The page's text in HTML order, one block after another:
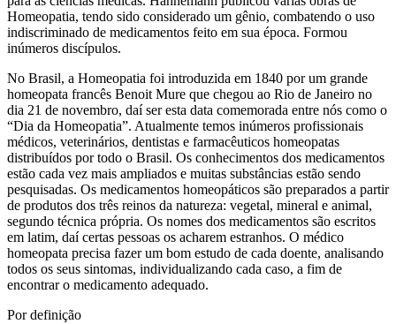
Homeopatia, tendo sido considerado um gênio, combatendo o uso
indiscriminado de medicamentos feito em sua época. Formou
inúmeros discípulos.
No Brasil, a Homeopatia foi introduzida em 1840 por um grande
homeopata francês Benoit Mure que chegou ao Rio de Janeiro no
dia 21 de novembro, daí ser esta data comemorada entre nós como o
“Dia da Homeopatia”. Atualmente temos inúmeros profissionais
médicos, veterinários, dentistas e farmacêuticos homeopatas
distribuídos por todo o Brasil. Os conhecimentos dos medicamentos
estão cada vez mais ampliados e muitas substâncias estão sendo
pesquisadas. Os medicamentos homeopáticos são preparados a partir
de produtos dos três reinos da natureza: vegetal, mineral e animal,
segundo técnica própria. Os nomes dos medicamentos são escritos
em latim, daí certas pessoas os acharem estranhos. O médico
homeopata precisa fazer um bom estudo de cada doente, analisando
todos os seus sintomas, individualizando cada caso, a fim de
encontrar o medicamento adequado.
Por definição